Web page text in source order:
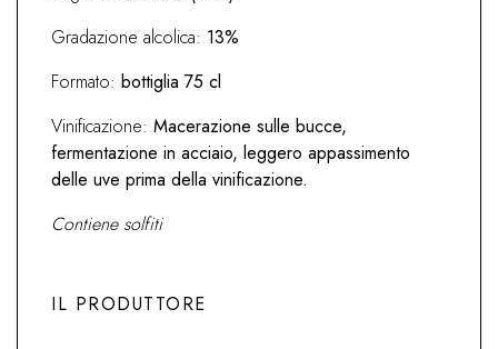
Gradazione alcolica: 13%
Formato: bottiglia 75 cl
Vinificazione: Macerazione sulle bucce,
fermentazione in acciaio, leggero appassimento
delle uve prima della vinificazione.
Contiene solfiti
IL PRODUTTORE